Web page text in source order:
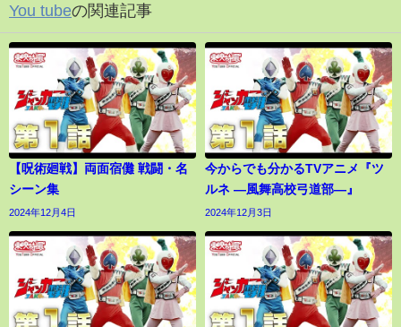
You tubeの関連記事
【呪術廻戦】両面宿儺 戦闘・名
シーン集
2024年12月4日
今からでも分かるTVアニメ『ツ
ルネ ―風舞高校弓道部―』
2024年12月3日